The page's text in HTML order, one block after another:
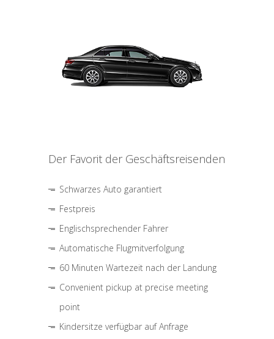
Der Favorit der Geschäftsreisenden
Schwarzes Auto garantiert
Festpreis
Englischsprechender Fahrer
Automatische Flugmitverfolgung
60 Minuten Wartezeit nach der Landung
Convenient pickup at precise meeting
point
Kindersitze verfügbar auf Anfrage